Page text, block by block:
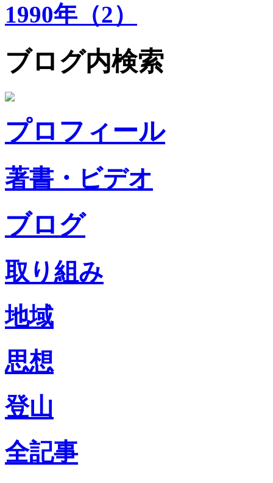
1990年（2）
ブログ内検索
プロフィール
著書・ビデオ
ブログ
取り組み
地域
思想
登山
全記事